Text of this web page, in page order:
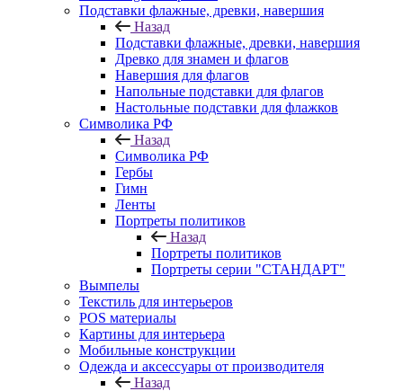
Подставки флажные, древки, навершия
Назад
Подставки флажные, древки, навершия
Древко для знамен и флагов
Навершия для флагов
Напольные подставки для флагов
Настольные подставки для флажков
Символика РФ
Назад
Символика РФ
Гербы
Гимн
Ленты
Портреты политиков
Назад
Портреты политиков
Портреты серии "СТАНДАРТ"
Вымпелы
Текстиль для интерьеров
POS материалы
Картины для интерьера
Мобильные конструкции
Одежда и аксессуары от производителя
Назад